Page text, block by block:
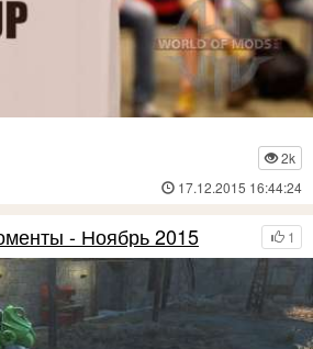
2k
17.12.2015 16:44:24
1
- Ноябрь 2015